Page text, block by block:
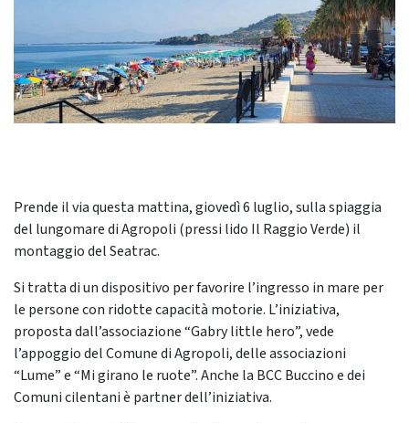
Prende il via questa mattina, giovedì 6 luglio, sulla spiaggia
del lungomare di Agropoli (pressi lido Il Raggio Verde) il
montaggio del Seatrac.
Si tratta di un dispositivo per favorire l’ingresso in mare per
le persone con ridotte capacità motorie. L’iniziativa,
proposta dall’associazione “Gabry little hero”, vede
l’appoggio del Comune di Agropoli, delle associazioni
“Lume” e “Mi girano le ruote”. Anche la BCC Buccino e dei
Comuni cilentani è partner dell’iniziativa.